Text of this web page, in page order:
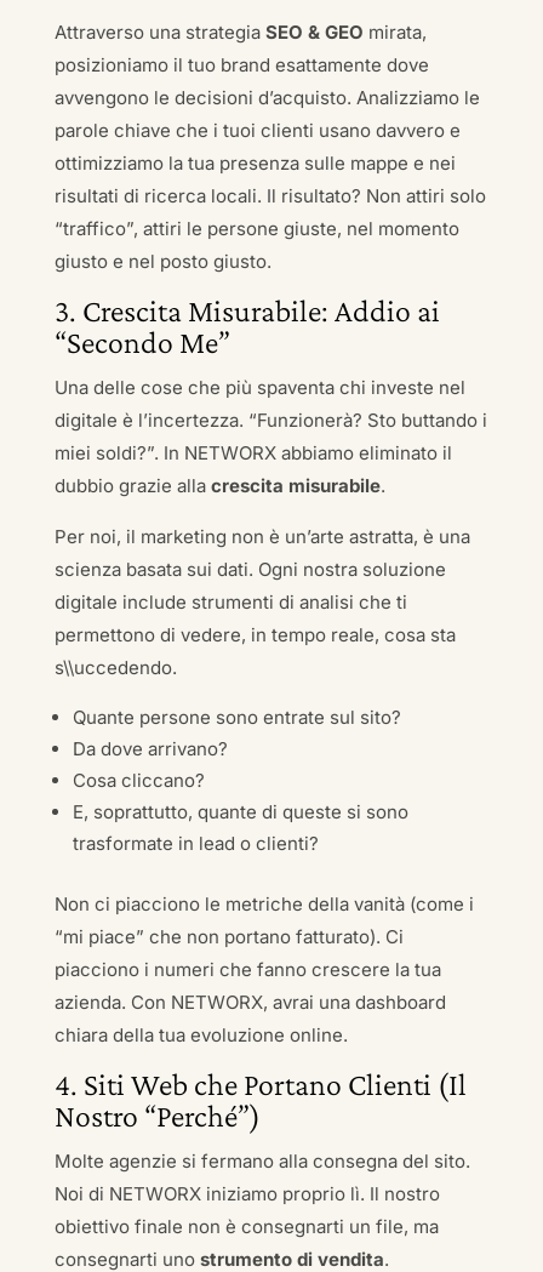
Attraverso una strategia SEO & GEO mirata,
posizioniamo il tuo brand esattamente dove
avvengono le decisioni d’acquisto. Analizziamo le
parole chiave che i tuoi clienti usano davvero e
ottimizziamo la tua presenza sulle mappe e nei
risultati di ricerca locali. Il risultato? Non attiri solo
“traffico”, attiri le persone giuste, nel momento
giusto e nel posto giusto.
3. Crescita Misurabile: Addio ai
“Secondo Me”
Una delle cose che più spaventa chi investe nel
digitale è l’incertezza. “Funzionerà? Sto buttando i
miei soldi?”. In NETWORX abbiamo eliminato il
dubbio grazie alla crescita misurabile.
Per noi, il marketing non è un’arte astratta, è una
scienza basata sui dati. Ogni nostra soluzione
digitale include strumenti di analisi che ti
permettono di vedere, in tempo reale, cosa sta
s\\uccedendo.
Quante persone sono entrate sul sito?
Da dove arrivano?
Cosa cliccano?
E, soprattutto, quante di queste si sono
trasformate in lead o clienti?
Non ci piacciono le metriche della vanità (come i
“mi piace” che non portano fatturato). Ci
piacciono i numeri che fanno crescere la tua
azienda. Con NETWORX, avrai una dashboard
chiara della tua evoluzione online.
4. Siti Web che Portano Clienti (Il
Nostro “Perché”)
Molte agenzie si fermano alla consegna del sito.
Noi di NETWORX iniziamo proprio lì. Il nostro
obiettivo finale non è consegnarti un file, ma
consegnarti uno strumento di vendita.